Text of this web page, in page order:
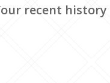
recent history